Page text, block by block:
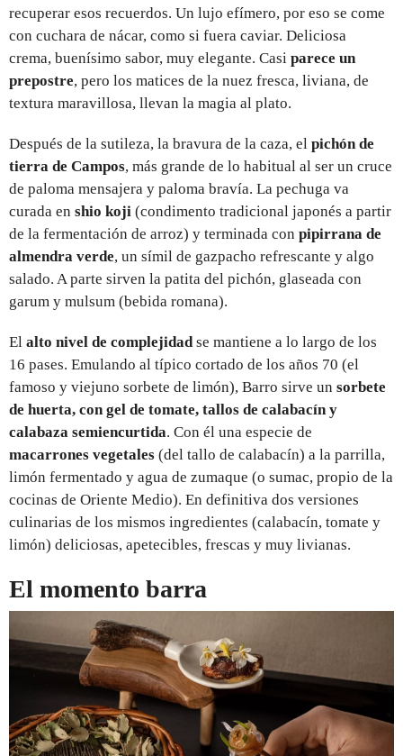
recuperar esos recuerdos. Un lujo efímero, por eso se come
con cuchara de nácar, como si fuera caviar. Deliciosa
crema, buenísimo sabor, muy elegante. Casi parece un
prepostre, pero los matices de la nuez fresca, liviana, de
textura maravillosa, llevan la magia al plato.
Después de la sutileza, la bravura de la caza, el pichón de
tierra de Campos, más grande de lo habitual al ser un cruce
de paloma mensajera y paloma bravía. La pechuga va
curada en shio koji (condimento tradicional japonés a partir
de la fermentación de arroz) y terminada con pipirrana de
almendra verde, un símil de gazpacho refrescante y algo
salado. A parte sirven la patita del pichón, glaseada con
garum y mulsum (bebida romana).
El alto nivel de complejidad se mantiene a lo largo de los
16 pases. Emulando al típico cortado de los años 70 (el
famoso y viejuno sorbete de limón), Barro sirve un sorbete
de huerta, con gel de tomate, tallos de calabacín y
calabaza semiencurtida. Con él una especie de
macarrones vegetales (del tallo de calabacín) a la parrilla,
limón fermentado y agua de zumaque (o sumac, propio de la
cocinas de Oriente Medio). En definitiva dos versiones
culinarias de los mismos ingredientes (calabacín, tomate y
limón) deliciosas, apetecibles, frescas y muy livianas.
El momento barra